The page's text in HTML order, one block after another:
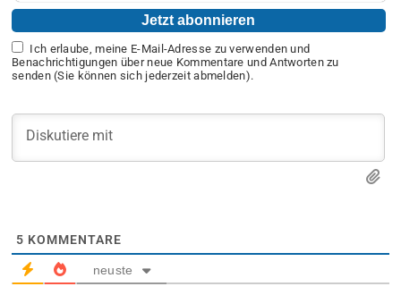
Ich erlaube, meine E-Mail-Adresse zu verwenden und
Benachrichtigungen über neue Kommentare und Antworten zu
senden (Sie können sich jederzeit abmelden).
5 KOMMENTARE
neuste